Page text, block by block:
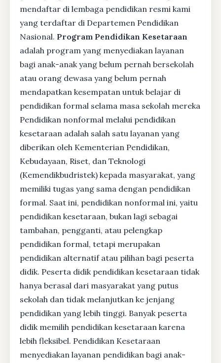
mendaftar di lembaga pendidikan resmi kami
yang terdaftar di Departemen Pendidikan
Nasional. Program Pendidikan Kesetaraan
adalah program yang menyediakan layanan
bagi anak-anak yang belum pernah bersekolah
atau orang dewasa yang belum pernah
mendapatkan kesempatan untuk belajar di
pendidikan formal selama masa sekolah mereka
Pendidikan nonformal melalui pendidikan
kesetaraan adalah salah satu layanan yang
diberikan oleh Kementerian Pendidikan,
Kebudayaan, Riset, dan Teknologi
(Kemendikbudristek) kepada masyarakat, yang
memiliki tugas yang sama dengan pendidikan
formal. Saat ini, pendidikan nonformal ini, yaitu
pendidikan kesetaraan, bukan lagi sebagai
tambahan, pengganti, atau pelengkap
pendidikan formal, tetapi merupakan
pendidikan alternatif atau pilihan bagi peserta
didik. Peserta didik pendidikan kesetaraan tidak
hanya berasal dari masyarakat yang putus
sekolah dan tidak melanjutkan ke jenjang
pendidikan yang lebih tinggi. Banyak peserta
didik memilih pendidikan kesetaraan karena
lebih fleksibel. Pendidikan Kesetaraan
menyediakan layanan pendidikan bagi anak-